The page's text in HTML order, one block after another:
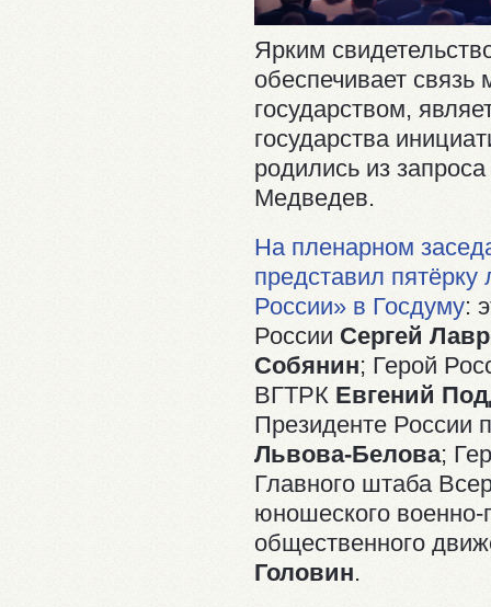
Ярким
обеспечивает
государством,
государства
родились из
Медведев.
На пленарном
представил
России» в Госдуму:
России Сергей
Собянин; Герой
ВГТРК Евгений
Президенте России
Львова-Белова;
Главного штаба
юношеского военно-
общественного
Головин.